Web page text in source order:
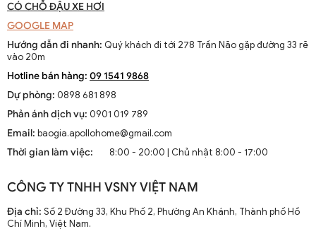
Sự thay đổi và cải tiến qua các thập kỷ
tiến với thiết kế hiện đại, động cơ mạnh mẽ và khả năng
cứu để nâng cao hiệu suất và thẩm mỹ của sản phẩm.
Xu hướng hiện tại trên thị trường
Hiện nay, quạt trần cánh dài không chỉ là thiết bị làm mát
sống. Chúng kết hợp công nghệ tiên tiến như điều khiển
1.2. Cấu Tạo và Nguyên Lý Hoạt Động
CÓ CHỖ ĐẬU XE HƠI
GOOGLE MAP
Hướng dẫn đi nhanh: Quý khách đi tới 278 Trần Não gặp đường 33 rẽ
vào 20m
Hotline bán hàng: 09 1541 9868
Dự phòng: 0898 681 898
Phản ánh dịch vụ: 0901 019 789
Email: baogia.apollohome@gmail.com
Thời gian làm việc:
8:00 - 20:00 | Chủ nhật 8:00 - 17:00
CÔNG TY TNHH VSNY VIỆT NAM
Địa chỉ: Số 2 Đường 33, Khu Phố 2, Phường An Khánh, Thành phố Hồ
Chí Minh, Việt Nam.